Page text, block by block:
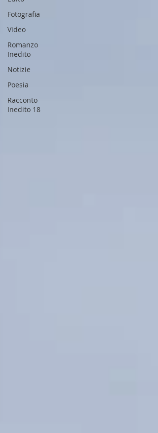
Fotografia
Video
Romanzo
Inedito
Notizie
Poesia
Racconto
Inedito 18